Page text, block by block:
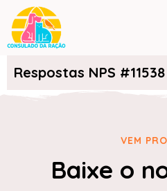
Respostas NPS #11538
VEM
Baixe o